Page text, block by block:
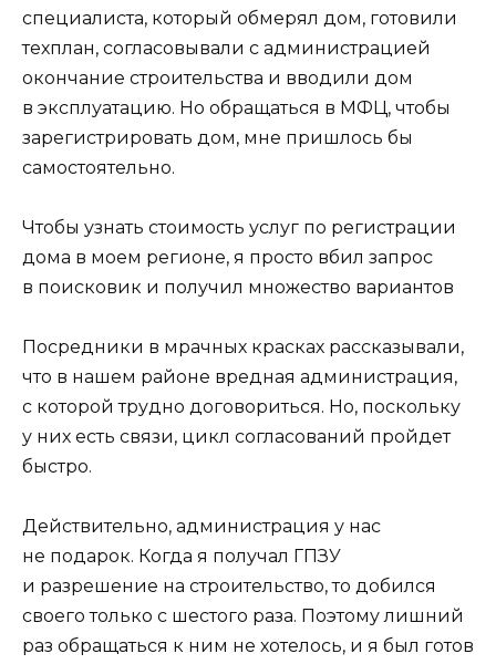
специалиста, который обмерял дом, готовили
техплан, согласовывали с администрацией
окончание строительства и вводили дом
в эксплуатацию. Но обращаться в МФЦ, чтобы
зарегистрировать дом, мне пришлось бы
самостоятельно.
Чтобы узнать стоимость услуг по регистрации
дома в моем регионе, я просто вбил запрос
в поисковик и получил множество вариантов
Посредники в мрачных красках рассказывали,
что в нашем районе вредная администрация,
с которой трудно договориться. Но, поскольку
у них есть связи, цикл согласований пройдет
быстро.
Действительно, администрация у нас
не подарок. Когда я получал ГПЗУ
и разрешение на строительство, то добился
своего только с шестого раза. Поэтому лишний
раз обращаться к ним не хотелось, и я был готов